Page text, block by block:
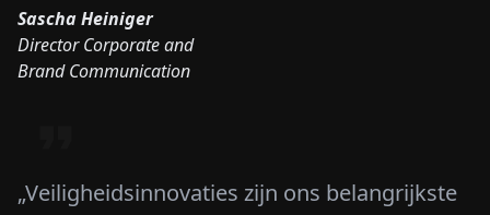
Sascha Heiniger
Director Corporate and
Brand Communication
„Veiligheidsinnovaties zijn ons belangrijkste